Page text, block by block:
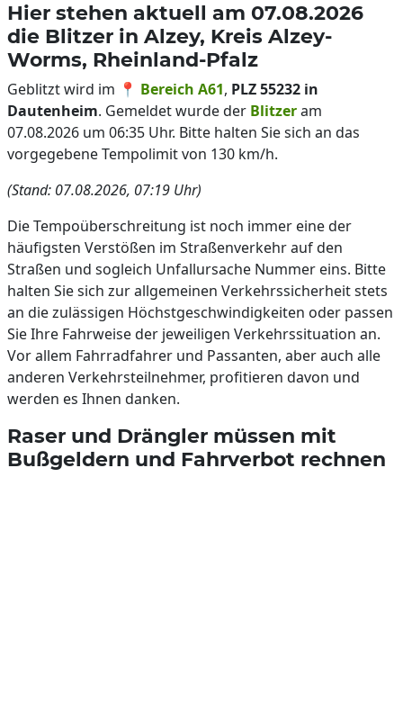
Hier stehen aktuell am 07.08.2026
die Blitzer in Alzey, Kreis Alzey-
Worms, Rheinland-Pfalz
Geblitzt wird im 📍 Bereich A61, PLZ 55232 in
Dautenheim. Gemeldet wurde der Blitzeram
07.08.2026 um 06:35 Uhr. Bitte halten Sie sich an das
vorgegebene Tempolimit von 130 km/h.
(Stand: 07.08.2026, 07:19 Uhr)
Die Tempoüberschreitung ist noch immer eine der
häufigsten Verstößen im Straßenverkehr auf den
Straßen und sogleich Unfallursache Nummer eins. Bitte
halten Sie sich zur allgemeinen Verkehrssicherheit stets
an die zulässigen Höchstgeschwindigkeiten oder passen
Sie Ihre Fahrweise der jeweiligen Verkehrssituation an.
Vor allem Fahrradfahrer und Passanten, aber auch alle
anderen Verkehrsteilnehmer, profitieren davon und
werden es Ihnen danken.
Raser und Drängler müssen mit
Bußgeldern und Fahrverbot rechnen